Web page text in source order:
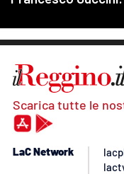
Scarica tutte le
LaC Network